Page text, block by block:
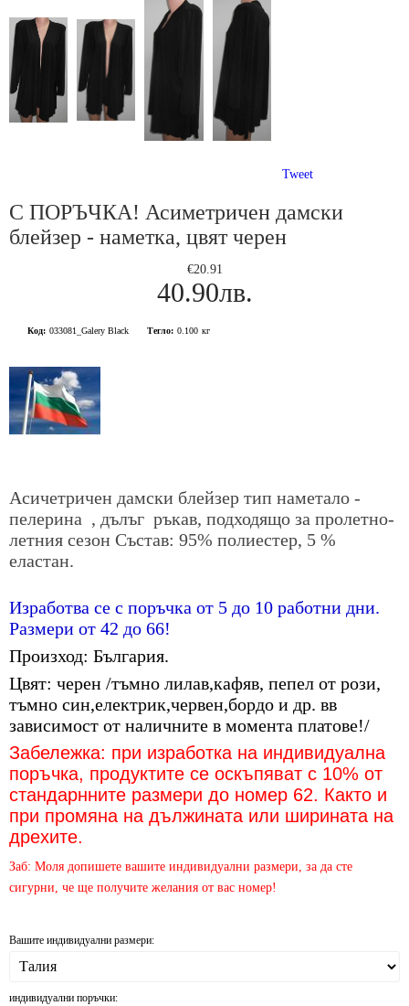
Tweet
С ПОРЪЧКА! Асиметричен дамски
блейзер - наметка, цвят черен
€20.91
40.90лв.
Код: 033081_Galery Black Тегло: 0.100 кг
Асичетричeн дамски блейзер тип наметало -
пелерина , дълъг ръкав, подходящо за пролетно-
летния сезон Състав: 95% полиестер, 5 %
еластан.
Изработва се с поръчка от 5 до 10 работни дни.
Размери от 42 до 66!
Произход: България.
Цвят: черен /тъмно лилав,кафяв, пепел от рози,
тъмно син,електрик,червен,бордо и др. вв
зависимост от наличните в момента платове!/
Забележка: при изработка на индивидуална
поръчка, продуктите се оскъпяват с 10% от
стандарнните размери до номер 62. Както и
при промяна на дължината или ширината на
дрехите.
Заб: Моля допишете вашите индивидуални размери, за да сте
сигурни, че ще получите желания от вас номер!
Вашите индивидуални размери:
индивидуални поръчки: